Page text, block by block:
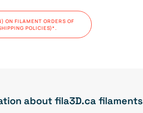
ON FILAMENT ORDERS OF
POLICIES)*.
about fila3D.ca filaments